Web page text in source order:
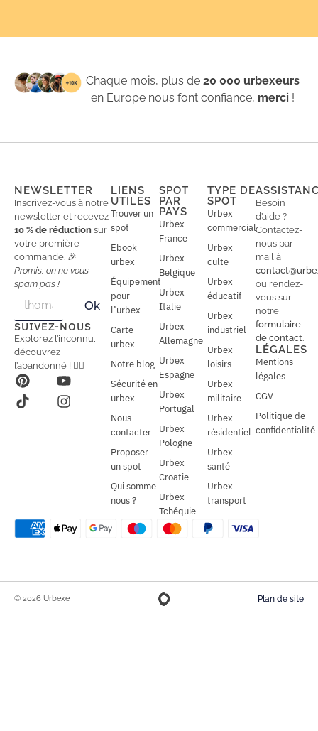
Chaque mois, plus de20 000 urbexeurs
en Europe nous font confiance, merci !
NEWSLETTER
Inscrivez-vous à notre
newsletter et recevez
10 % de réduction sur
votre première
commande. 🎉
Promis, on ne vous
spam pas !
a
i
l
a
i
l
*
Ok
SUIVEZ-NOUS
Explorez l’inconnu,
découvrez
l’abandonné ! 🕵️‍♂️
LIENS
UTILES
Trouver un
spot
Ebook
urbex
Équipement
pour
l’urbex
Carte
urbex
Notre blog
Sécurité en
urbex
Nous
contacter
Proposer
un spot
Qui somme
nous ?
SPOT
PAR
PAYS
Urbex
France
Urbex
Belgique
Urbex
Italie
Urbex
Allemagne
Urbex
Espagne
Urbex
Portugal
Urbex
Pologne
Urbex
Croatie
Urbex
Tchéquie
TYPE DE
SPOT
Urbex
commercial
Urbex
culte
Urbex
éducatif
Urbex
industriel
Urbex
loisirs
Urbex
militaire
Urbex
résidentiel
Urbex
santé
Urbex
transport
Besoin
d’aide ?
Contactez-
nous par
mail à
ou rendez-
vous sur
notre
formulaire
de contact.
LÉGALES
Mentions
légales
CGV
Politique de
confidentialité
© 2026 Urbexe Plan de site